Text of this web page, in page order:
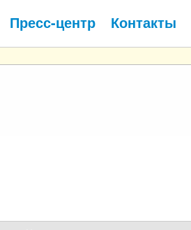
Пресс-центр Контакты